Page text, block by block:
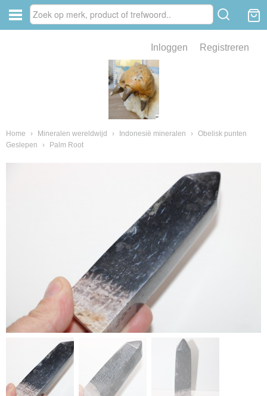
Inloggen Registreren
Home › Mineralen wereldwijd › Indonesië mineralen › Obelisk punten
Geslepen
› Palm Root
van fossielen en mineralen